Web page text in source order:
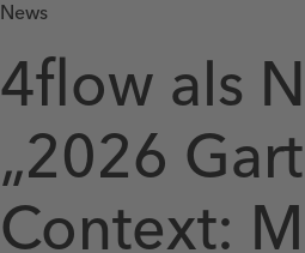
News
4flow als
„2026
Context: